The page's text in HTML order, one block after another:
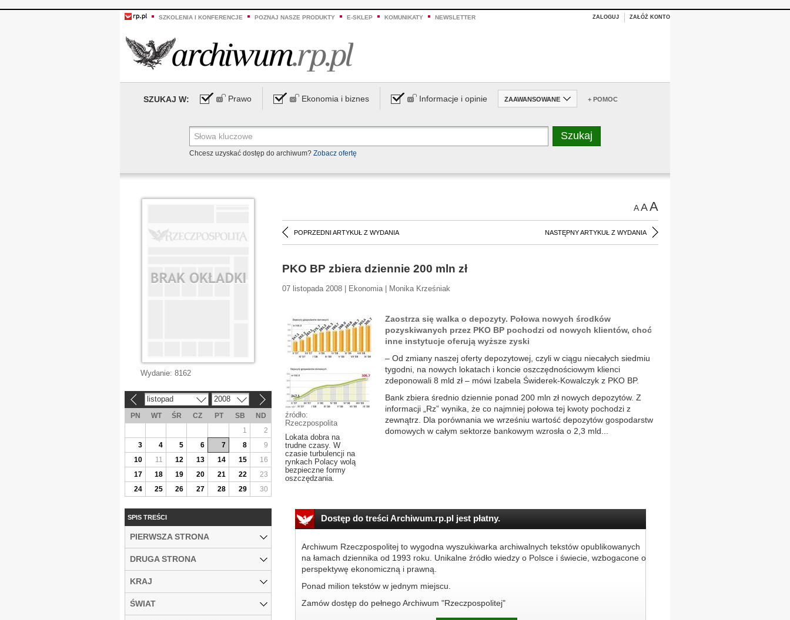
SZKOLENIA I KONFERENCJE POZNAJ NASZE PRODUKTY E-SKLEP KOMUNIKATY NEWSLETTER ZALOGUJ ZAŁÓŻ KONTO
SZUKAJ W: Prawo Ekonomia i biznes Informacje i opinie ZAAWANSOWANE + POMOC
Chcesz uzyskać dostęp do archiwum? Zobacz ofertę
AAA
POPRZEDNI ARTYKUŁ Z WYDANIA NASTĘPNY ARTYKUŁ Z WYDANIA
PKO BP zbiera dziennie 200 mln zł
07 listopada 2008 | Ekonomia | Monika Krześniak
źródło:
Rzeczpospolita
Lokata dobra na
trudne czasy. W
czasie turbulencji na
rynkach Polacy wolą
bezpieczne formy
oszczędzania.
Zaostrza się walka o depozyty. Połowa nowych środków
pozyskiwanych przez PKO BP pochodzi od nowych klientów, choć
inne instytucje oferują wyższe zyski
– Od zmiany naszej oferty depozytowej, czyli w ciągu niecałych siedmiu
tygodni, na nowych lokatach i koncie oszczędnościowym klienci
zdeponowali 8 mld zł – mówi Izabela Świderek-Kowalczyk z PKO BP.
Bank zbiera średnio dziennie ponad 200 mln zł nowych depozytów. Z
informacji „Rz” wynika, że co najmniej połowa tej kwoty pochodzi z
zewnątrz. Dla porównania we wrześniu wartość depozytów gospodarstw
domowych w całym sektorze bankowym wzrosła o 2,3 mld...
Dostęp do treści Archiwum.rp.pl jest płatny.
Archiwum Rzeczpospolitej to wygodna wyszukiwarka archiwalnych tekstów opublikowanych
na łamach dziennika od 1993 roku. Unikalne źródło wiedzy o Polsce i świecie, wzbogacone o
perspektywę ekonomiczną i prawną.
Ponad milion tekstów w jednym miejscu.
Zamów dostęp do pełnego Archiwum "Rzeczpospolitej"
Wydanie: 8162
listopad 2008
PN WT ŚR CZ PT SB
ND
1
2
3
4 5 6 7 8
9
10
11 12 13 14 15
16
17
18 19 20 21 22
23
24
25 26 27 28 29 30
SPIS TREŚCI
PIERWSZA STRONA
DRUGA STRONA
KRAJ
ŚWIAT